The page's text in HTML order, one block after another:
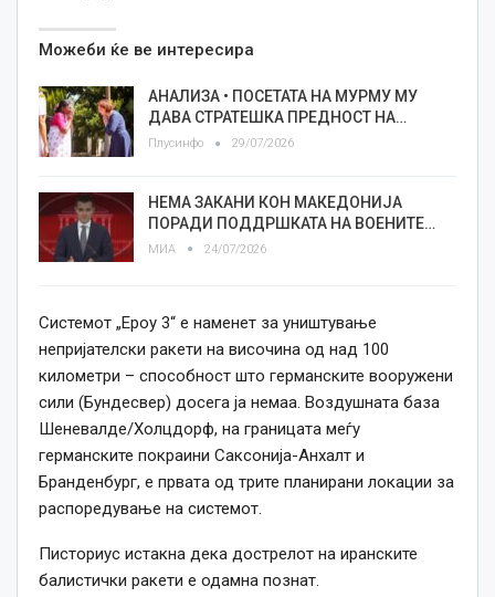
Можеби ќе ве интересира
АНАЛИЗА • ПОСЕТАТА НА МУРМУ МУ
ДАВА СТРАТЕШКА ПРЕДНОСТ НА…
Плусинфо 29/07/2026
НЕМА ЗАКАНИ КОН МАКЕДОНИЈА
ПОРАДИ ПОДДРШКАТА НА ВОЕНИТЕ…
МИА 24/07/2026
Системот „Ероу 3“ е наменет за уништување
непријателски ракети на височина од над 100
километри – способност што германските вооружени
сили (Бундесвер) досега ја немаа. Воздушната база
Шеневалде/Холцдорф, на границата меѓу
германските покраини Саксонија-Анхалт и
Бранденбург, е првата од трите планирани локации за
распоредување на системот.
Писториус истакна дека дострелот на иранските
балистички ракети е одамна познат.